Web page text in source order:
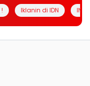
Iklanin di IDN